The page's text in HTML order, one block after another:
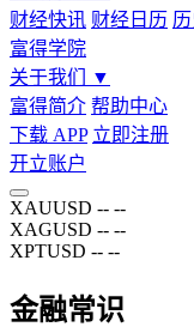
财经快讯 财经日历
富得学院
关于我们
▼
富得简介 帮助中心
下载 APP 立即注册
开立账户
XAUUSD -- --
XAGUSD -- --
XPTUSD -- --
金融常识